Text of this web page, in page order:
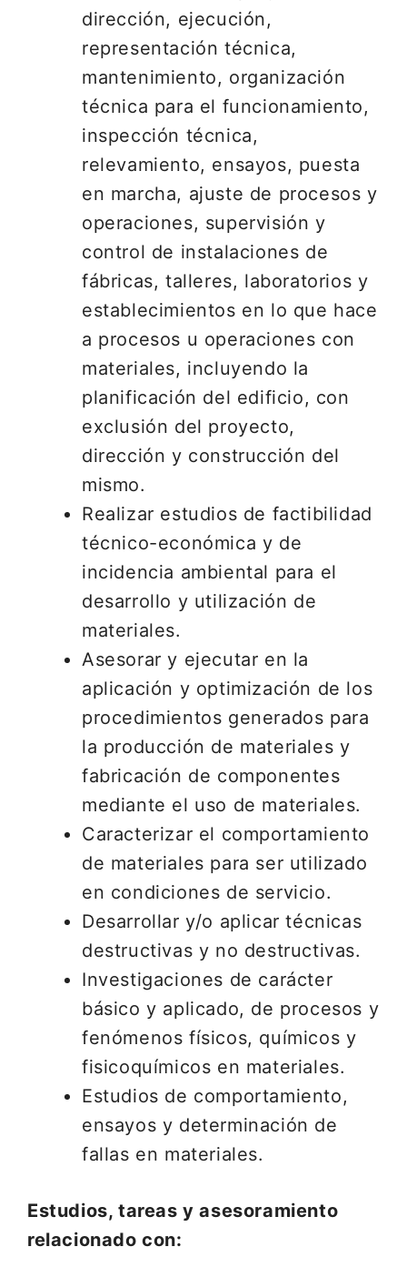
dirección, ejecución,
representación técnica,
mantenimiento, organización
técnica para el funcionamiento,
inspección técnica,
relevamiento, ensayos, puesta
en marcha, ajuste de procesos y
operaciones, supervisión y
control de instalaciones de
fábricas, talleres, laboratorios y
establecimientos en lo que hace
a procesos u operaciones con
materiales, incluyendo la
planificación del edificio, con
exclusión del proyecto,
dirección y construcción del
mismo.
Realizar estudios de factibilidad
técnico-económica y de
incidencia ambiental para el
desarrollo y utilización de
materiales.
Asesorar y ejecutar en la
aplicación y optimización de los
procedimientos generados para
la producción de materiales y
fabricación de componentes
mediante el uso de materiales.
Caracterizar el comportamiento
de materiales para ser utilizado
en condiciones de servicio.
Desarrollar y/o aplicar técnicas
destructivas y no destructivas.
Investigaciones de carácter
básico y aplicado, de procesos y
fenómenos físicos, químicos y
fisicoquímicos en materiales.
Estudios de comportamiento,
ensayos y determinación de
fallas en materiales.
Estudios, tareas y asesoramiento
relacionado con: